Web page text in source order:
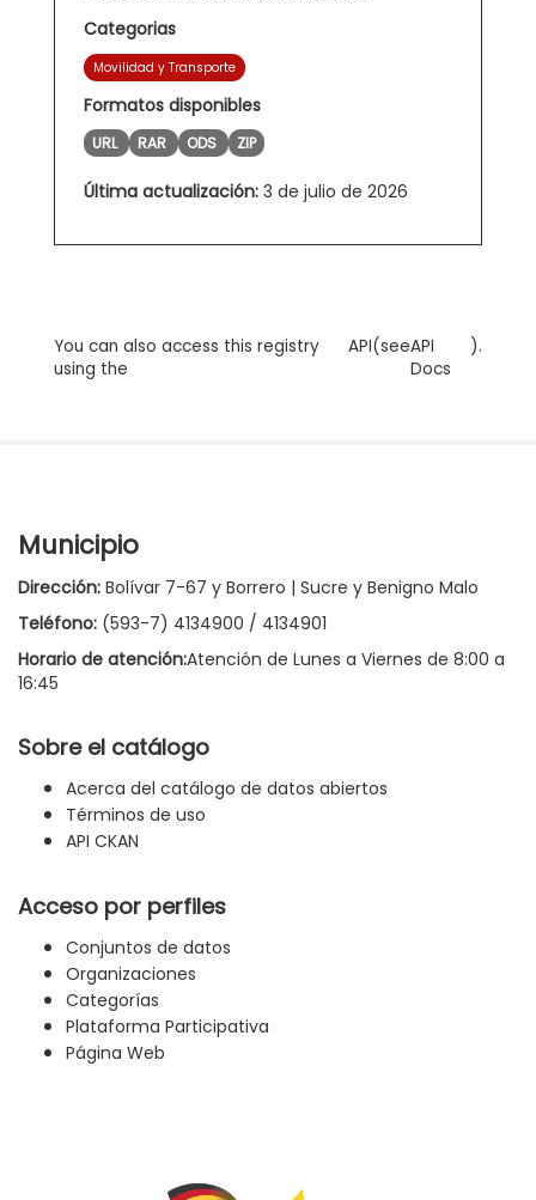
Categorias
Movilidad y Transporte
Formatos disponibles
URL RAR ODS ZIP
Última actualización: 3 de julio de 2026
You can also access this registry
using the
API(seeAPI
Docs
).
Municipio
Dirección: Bolívar 7-67 y Borrero | Sucre y Benigno Malo
Teléfono: (593-7) 4134900 / 4134901
Horario de atención:Atención de Lunes a Viernes de 8:00 a
16:45
Sobre el catálogo
Acerca del catálogo de datos abiertos
Términos de uso
API CKAN
Acceso por perfiles
Conjuntos de datos
Organizaciones
Categorías
Plataforma Participativa
Página Web